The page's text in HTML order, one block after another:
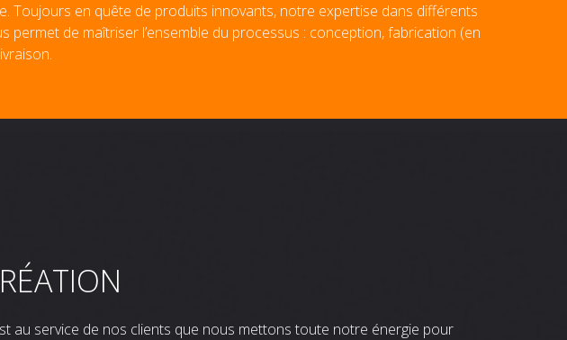
Toujours en quête de produits innovants, notre expertise dans différents
de maîtriser l’ensemble du processus : conception, fabrication (en
au service de nos clients que nous mettons toute notre énergie pour